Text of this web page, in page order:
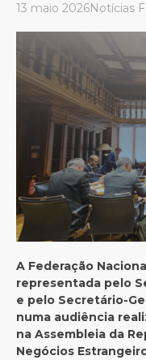
13 maio 2026Notícias
A Federação
representada pelo
e pelo Secretário-
numa audiência
na Assembleia da
Negócios